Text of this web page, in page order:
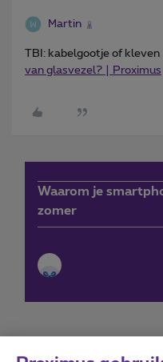
Martin
TBI: kabelgootje of
van glasvezel? | Proximus
Waarom je
zomer